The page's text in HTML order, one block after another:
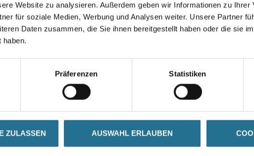
Website zu analysieren. Außerdem geben wir Informationen zu Ihrer
für soziale Medien, Werbung und Analysen weiter. Unsere Partner
Daten zusammen, die Sie ihnen bereitgestellt haben oder die sie
haben.
Präferenzen Statistiken
ZULASSEN AUSWAHL ERLAUBEN
Umrechnungsfaktoren
ZUSATZINFOS GEFAHRENHINWEISE
und zieht rasch ein